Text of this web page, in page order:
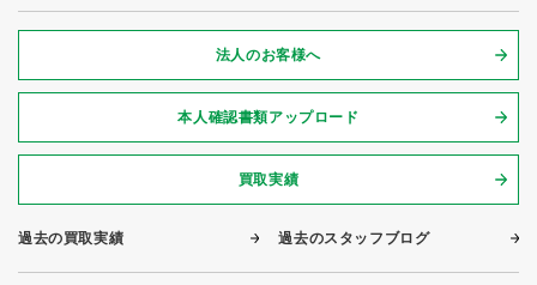
法人のお客様へ
本人確認書類アップロード
買取実績
過去の買取実績 過去のスタッフブログ